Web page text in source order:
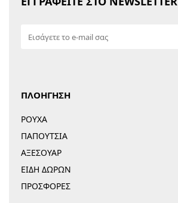
ΠΛΟΗΓΗΣΗ
ΡΟΥΧΑ
ΠΑΠΟΥΤΣΙΑ
ΑΞΕΣΟΥΑΡ
ΕΙΔΗ ΔΩΡΩΝ
ΠΡΟΣΦΟΡΕΣ